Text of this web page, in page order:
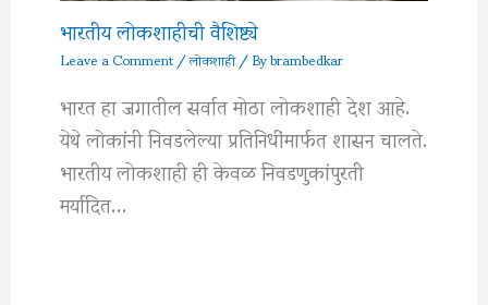
भारतीय लोकशाहीची वैशिष्ट्ये
Leave a Comment/लोकशाही/ Bybrambedkar
भारत हा जगातील सर्वात मोठा लोकशाही देश आहे.
येथे लोकांनी निवडलेल्या प्रतिनिधींमार्फत शासन चालते.
भारतीय लोकशाही ही केवळ निवडणुकांपुरती
मर्यादित…